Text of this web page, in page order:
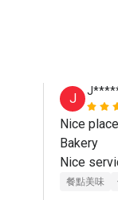
J
Nice
Bakery
餐點美味